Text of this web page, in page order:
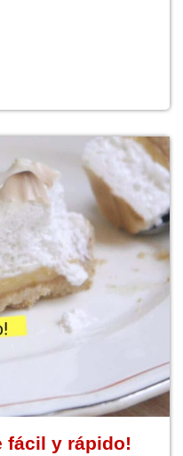
fácil y rápido!